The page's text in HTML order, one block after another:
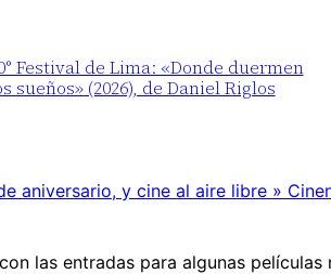
Festival de Lima: «Donde duermen
sueños» (2026), de Daniel Riglos
aniversario, y cine al aire libre »
las entradas para algunas